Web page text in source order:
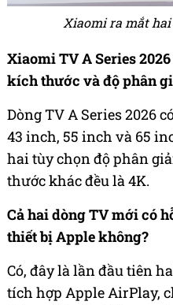
Xiaomi ra mắt
Xiaomi TV A Series
kích thước và độ phân
Dòng TV A Series 2026
43 inch, 55 inch và 65
hai tùy chọn độ phân
thước khác đều là 4K.
Cả hai dòng TV mới có
thiết bị Apple không?
Có, đây là lần đầu tiên
tích hợp Apple AirPlay,